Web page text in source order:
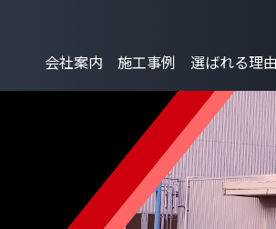
会社案内 施工事例 選ばれる理由